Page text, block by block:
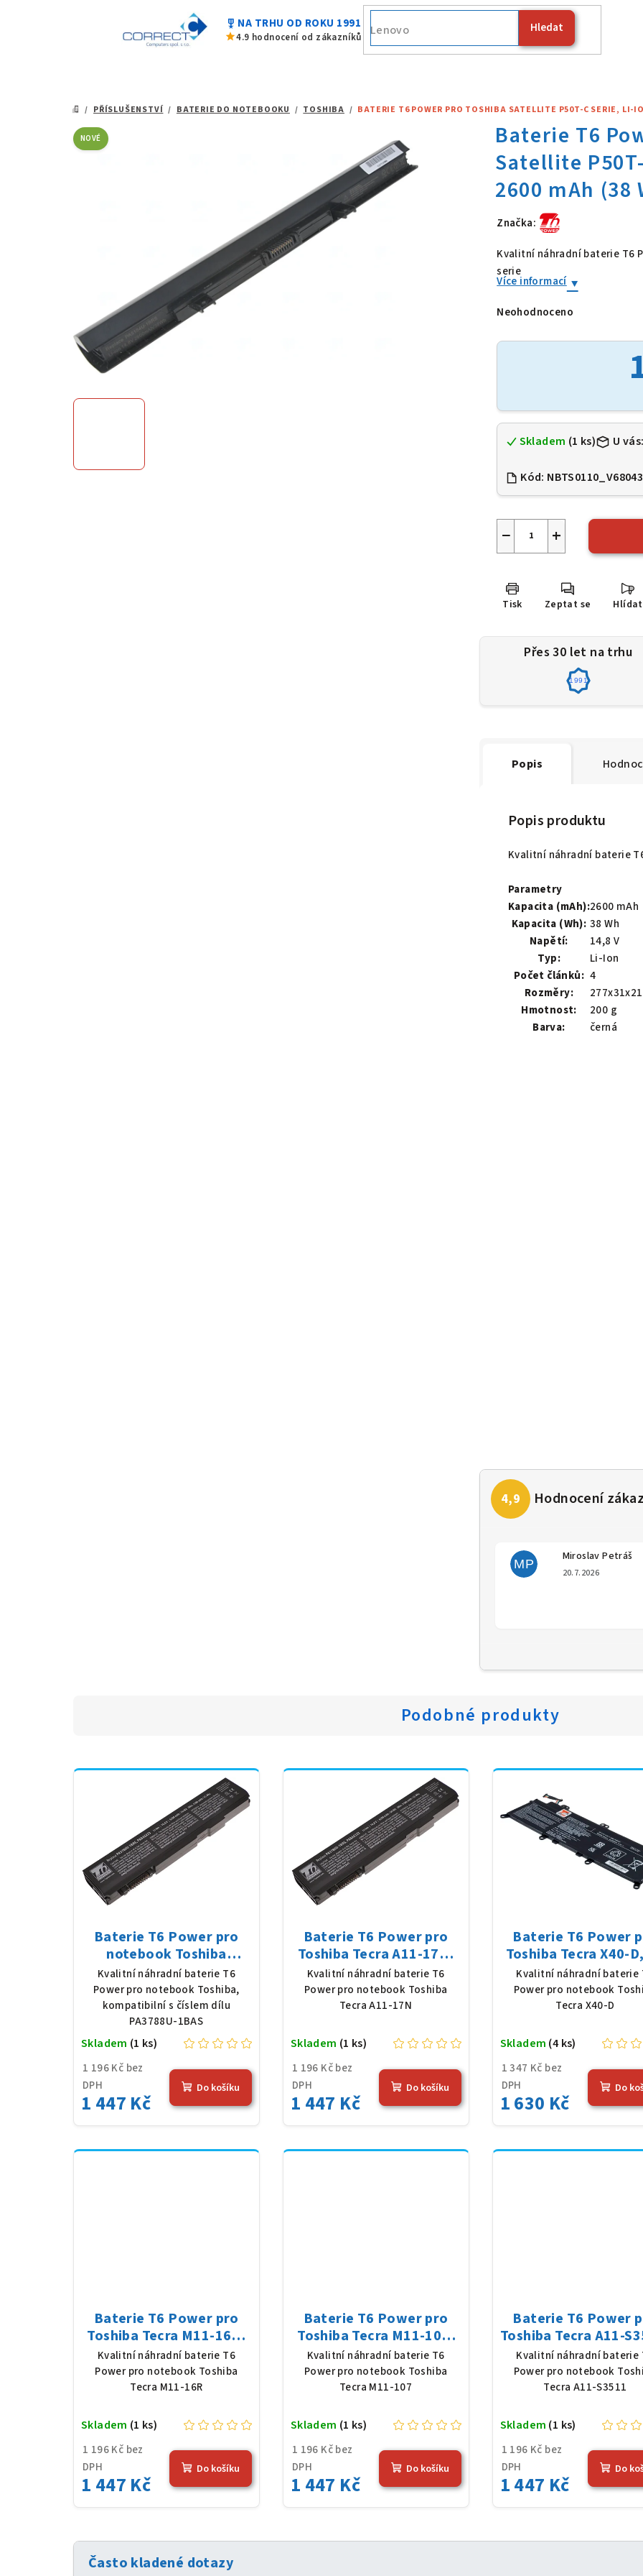
military_tech NA TRHU OD ROKU 1991
star4.9 hodnocení od zákazníků
Hledat
Fujitsu
DOMŮ
/ PŘÍSLUŠENSTVÍ / BATERIE DO NOTEBOOKU / TOSHIBA / BATERIE T6 POWER PRO TOSHIBA SATELLITE P50T-C SERIE, LI-
Značka:
Baterie T6
Kvalitní náhradní baterie T6
serie
Více informací
Průměrné
produktu
je
Neohodnoceno
Skladem (1 ks) U
Kód: NBTS0110_V68043
+
−
Tisk Zeptat se Hlídat
NOVÉ
Přes 30 let na trhu
1991
Popis
Popis produktu
Kvalitní náhradní baterie
Parametry
Kapacita (mAh):2600 mAh
Kapacita (Wh): 38 Wh
Napětí:
14,8 V
Typ:
Li-Ion
Počet článků: 4
Rozměry:
Hmotnost:
200 g
Barva:
černá
MP
Miroslav Petráš
20.7.2026
Podobné produkty
Baterie T6 Power pro
notebook Toshiba
PA3788U-1BAS, Li-Ion,
10,8 V, 5200 mAh (56 Wh),
černá
Kvalitní náhradní baterie T6
Power pro notebook Toshiba,
kompatibilní s číslem dílu
PA3788U-1BAS
1 196 Kč bez
DPH
1 447 Kč
Skladem (1 ks)
Do košíku
Baterie T6 Power pro
Toshiba Tecra A11-17N,
Li-Ion, 10,8 V, 5200 mAh
(56 Wh), černá
Kvalitní náhradní baterie T6
Power pro notebook Toshiba
Tecra A11-17N
1 196 Kč bez
DPH
1 447 Kč
Skladem (1 ks)
Do košíku
Baterie T6 Power
Toshiba Tecra X40-
Poly, 11,4 V, 4080
(48 Wh), černá
Kvalitní náhradní baterie
Power pro notebook
Tecra X40-D
1 347 Kč bez
DPH
1 630 Kč
Skladem (4 ks)
Do
Baterie T6 Power pro
Toshiba Tecra M11-16R,
Li-Ion, 10,8 V, 5200 mAh
(56 Wh), černá
Kvalitní náhradní baterie T6
Power pro notebook Toshiba
Tecra M11-16R
1 196 Kč bez
DPH
1 447 Kč
Skladem (1 ks)
Do košíku
Baterie T6 Power pro
Toshiba Tecra M11-107,
Li-Ion, 10,8 V, 5200 mAh
(56 Wh), černá
Kvalitní náhradní baterie T6
Power pro notebook Toshiba
Tecra M11-107
1 196 Kč bez
DPH
1 447 Kč
Skladem (1 ks)
Do košíku
Baterie T6 Power
Toshiba Tecra A11-
Li-Ion, 10,8 V, 5200
(56 Wh), černá
Kvalitní náhradní baterie
Power pro notebook
Tecra A11-S3511
1 196 Kč bez
DPH
1 447 Kč
Skladem (1 ks)
Do
Často kladené dotazy
hvězdiček.